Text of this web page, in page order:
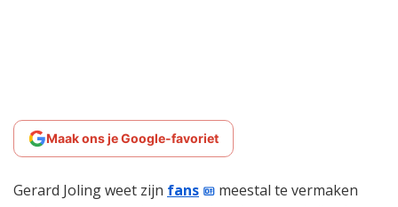
Maak ons je Google-favoriet
Gerard Joling weet zijn fans
meestal te vermaken